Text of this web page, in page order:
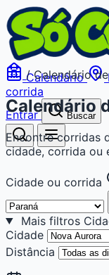
Calendário
corrida
Entrar
Buscar
/ Calendário
Calendário
Encontre corridas
cidade, corrida ou
Cidade ou corrida
Mais filtros
Cidade
Distância